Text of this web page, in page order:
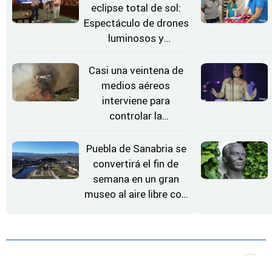
eclipse total de sol:
Espectáculo de drones
luminosos y
Estrellas
Casi una veintena de
medios aéreos
interviene para
controlar la
incendio de
Fermoselle
Puebla de Sanabria se
convertirá el fin de
semana en un gran
museo al aire libre con